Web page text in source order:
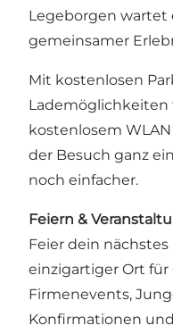
Legeborgen wartet
gemeinsamer
Mit kostenlosen
Lademöglichkeiten
kostenlosem
der Besuch ganz
noch einfacher.
Feiern &
Feier dein
einzigartiger Ort für
Firmenevents,
Konfirmationen